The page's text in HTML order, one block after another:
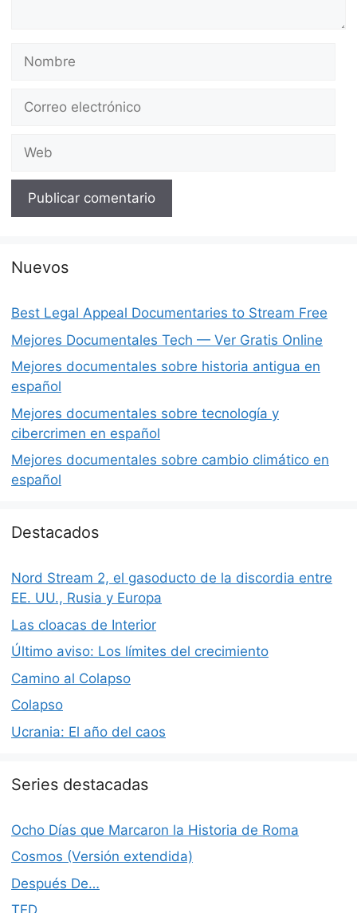
Nombre
Correo
Web
Nuevos
Best Legal Appeal Documentaries to Stream Free
Mejores Documentales Tech — Ver Gratis Online
Mejores documentales sobre historia antigua en
español
Mejores documentales sobre tecnología y
cibercrimen en español
Mejores documentales sobre cambio climático en
español
Destacados
Nord Stream 2, el gasoducto de la discordia entre
EE. UU., Rusia y Europa
Las cloacas de Interior
Último aviso: Los límites del crecimiento
Camino al Colapso
Colapso
Ucrania: El año del caos
Series destacadas
Ocho Días que Marcaron la Historia de Roma
Cosmos (Versión extendida)
Después De…